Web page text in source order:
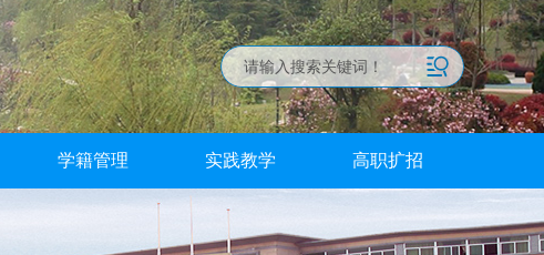
学籍管理 实践教学 高职扩招